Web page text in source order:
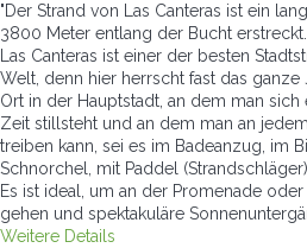
"Der Strand von Las Canteras ist ein
3800 Meter entlang der Bucht erstreckt.
Las Canteras ist einer der besten
Welt, denn hier herrscht fast das ganze
Ort in der Hauptstadt, an dem man
Zeit stillsteht und an dem man an
treiben kann, sei es im Badeanzug, im
Schnorchel, mit Paddel
Es ist ideal, um an der Promenade
gehen und spektakuläre
Weitere Details